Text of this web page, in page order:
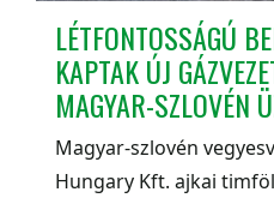
LÉTFONTOSSÁGÚ
KAPTAK ÚJ
MAGYAR-SZLOVÉN
Magyar-szlovén
Hungary Kft. ajkai